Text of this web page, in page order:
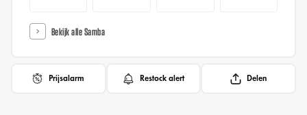
Bekijk alle Samba
Prijsalarm Restock alert Delen